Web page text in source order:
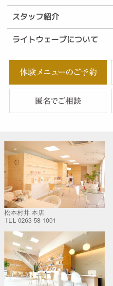
スタッフ紹介
ライトウェーブについて
松本村井 本店
TEL 0263-58-1001